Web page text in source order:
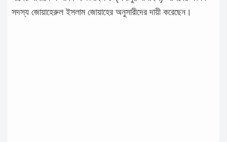
সদস্য জোয়াহেরুল ইসলাম জোয়াহের অনুসারীদের দায়ী করেছেন।